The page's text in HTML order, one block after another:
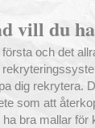
vill du
första och det
dig rekrytera.
som att
ha bra mallar för